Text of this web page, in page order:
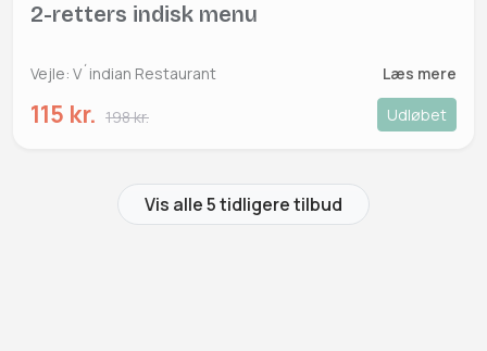
2-retters indisk menu
Vejle: V´indian Restaurant Læs mere
115 kr. 198 kr. Udløbet
Vis alle 5 tidligere tilbud